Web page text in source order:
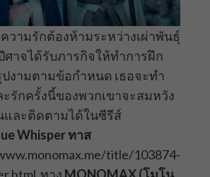
วามรักต้องห้ามระหว่างเผ่าพันธุ์
าจได้รับภารกิจให้ทำการฝึก
งามตามข้อกำหนด เธอจะทำ
ะรักครั้งนี้ของพวกเขาจะสมหวัง
และติดตามได้ในซีรีส์
Whisper ทาส
title/103874-